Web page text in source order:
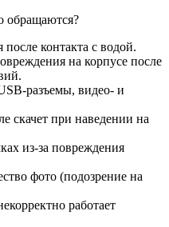
обращаются?
контакта с водой.
на корпусе после
разъемы, видео- и
скачет при наведении на
из-за повреждения
фото (подозрение на
работает